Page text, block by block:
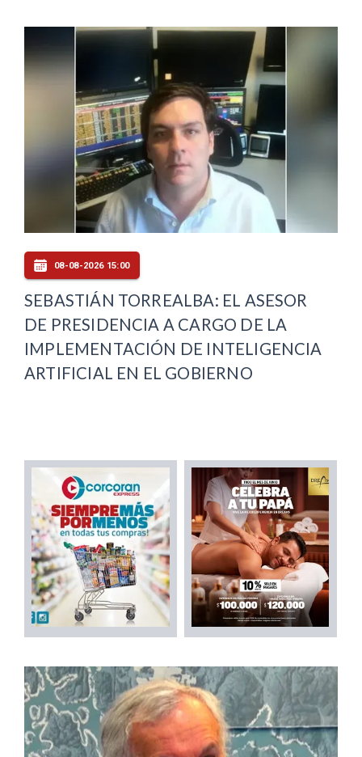
08-08-2026 15:00
SEBASTIÁN TORREALBA: EL ASESOR
DE PRESIDENCIA A CARGO DE LA
IMPLEMENTACIÓN DE INTELIGENCIA
ARTIFICIAL EN EL GOBIERNO